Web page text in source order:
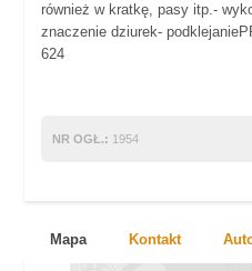
również w kratkę, pasy itp.-
znaczenie dziurek-
624
NR OGŁ.: 1954
Mapa Kontakt